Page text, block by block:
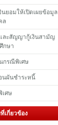
ยอมให้เปิดเผยข้อมูล
ล
ละสัญญากู้เงินสามัญ
กษา
กรณีพิเศษ
นผันชำระหนี้
เศษ
เกี่ยวข้อง